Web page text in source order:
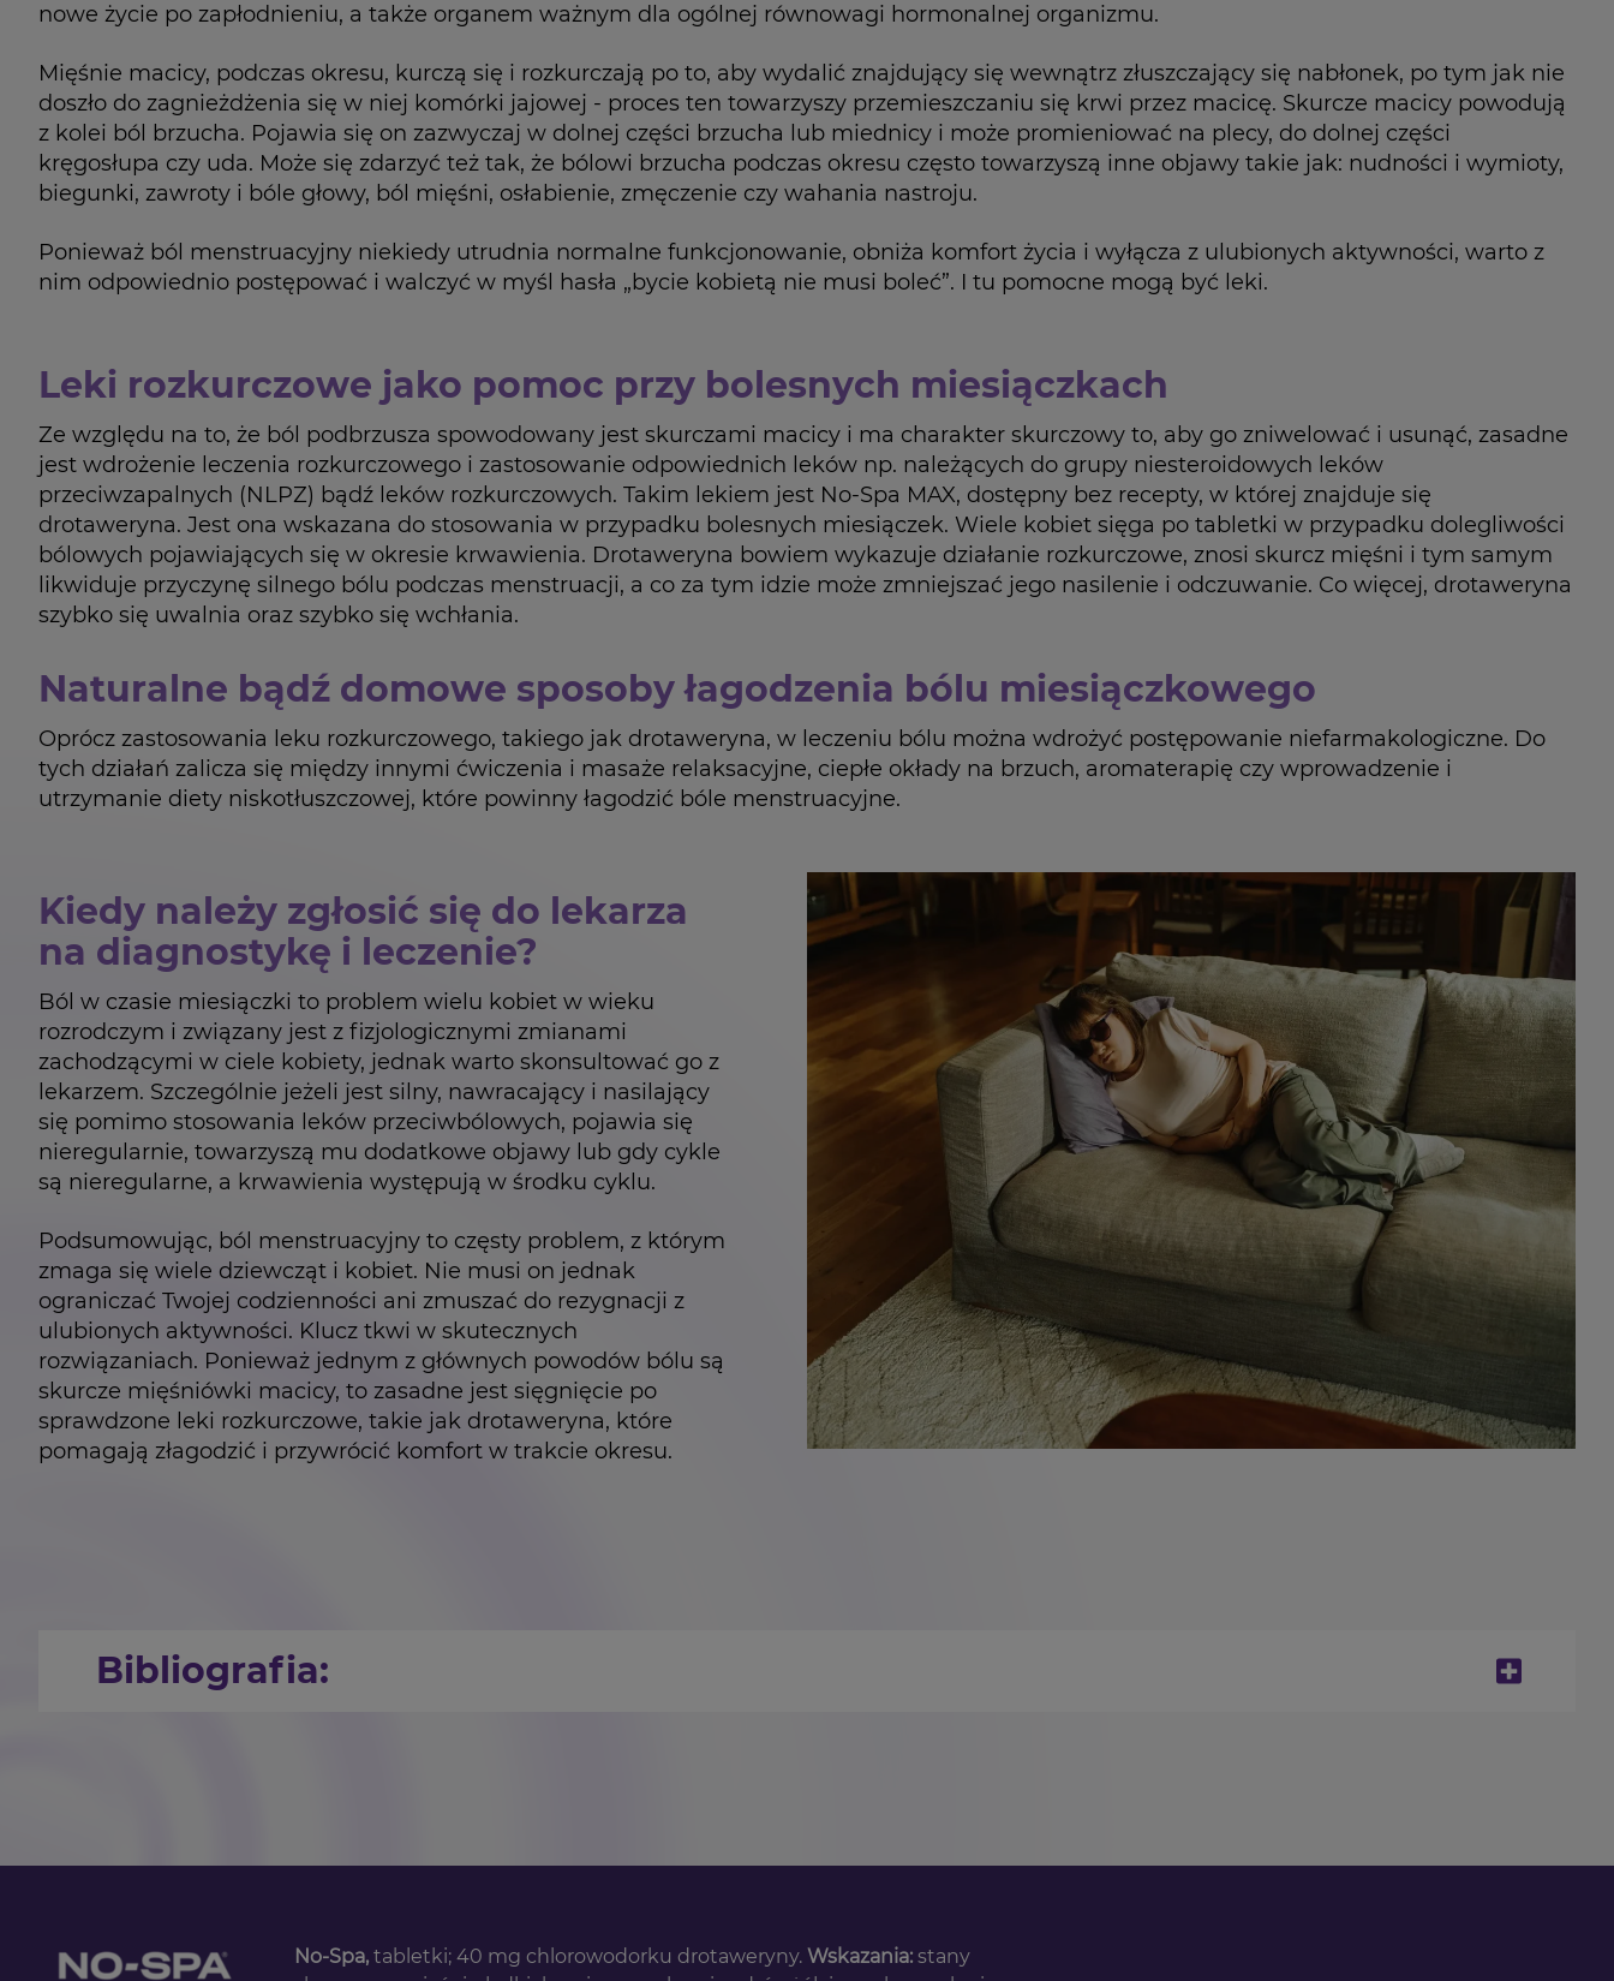
nowe życie po zapłodnieniu, a także organem ważnym dla ogólnej równowagi hormonalnej organizmu.
Mięśnie macicy, podczas okresu, kurczą się i rozkurczają po to, aby wydalić znajdujący się wewnątrz złuszczający się nabłonek, po tym jak nie
doszło do zagnieżdżenia się w niej komórki jajowej - proces ten towarzyszy przemieszczaniu się krwi przez macicę. Skurcze macicy powodują
z kolei ból brzucha. Pojawia się on zazwyczaj w dolnej części brzucha lub miednicy i może promieniować na plecy, do dolnej części
kręgosłupa czy uda. Może się zdarzyć też tak, że bólowi brzucha podczas okresu często towarzyszą inne objawy takie jak: nudności i wymioty,
biegunki, zawroty i bóle głowy, ból mięśni, osłabienie, zmęczenie czy wahania nastroju.
Ponieważ ból menstruacyjny niekiedy utrudnia normalne funkcjonowanie, obniża komfort życia i wyłącza z ulubionych aktywności, warto z
nim odpowiednio postępować i walczyć w myśl hasła „bycie kobietą nie musi boleć”. I tu pomocne mogą być leki.
Leki rozkurczowe jako pomoc przy bolesnych miesiączkach
Ze względu na to, że ból podbrzusza spowodowany jest skurczami macicy i ma charakter skurczowy to, aby go zniwelować i usunąć, zasadne
jest wdrożenie leczenia rozkurczowego i zastosowanie odpowiednich leków np. należących do grupy niesteroidowych leków
przeciwzapalnych (NLPZ) bądź leków rozkurczowych. Takim lekiem jest No-Spa MAX, dostępny bez recepty, w której znajduje się
drotaweryna. Jest ona wskazana do stosowania w przypadku bolesnych miesiączek. Wiele kobiet sięga po tabletki w przypadku dolegliwości
bólowych pojawiających się w okresie krwawienia. Drotaweryna bowiem wykazuje działanie rozkurczowe, znosi skurcz mięśni i tym samym
likwiduje przyczynę silnego bólu podczas menstruacji, a co za tym idzie może zmniejszać jego nasilenie i odczuwanie. Co więcej, drotaweryna
szybko się uwalnia oraz szybko się wchłania.
Naturalne bądź domowe sposoby łagodzenia bólu miesiączkowego
Oprócz zastosowania leku rozkurczowego, takiego jak drotaweryna, w leczeniu bólu można wdrożyć postępowanie niefarmakologiczne. Do
tych działań zalicza się między innymi ćwiczenia i masaże relaksacyjne, ciepłe okłady na brzuch, aromaterapię czy wprowadzenie i
utrzymanie diety niskotłuszczowej, które powinny łagodzić bóle menstruacyjne.
Kiedy należy zgłosić się do lekarza
na diagnostykę i leczenie?
Ból w czasie miesiączki to problem wielu kobiet w wieku
rozrodczym i związany jest z fizjologicznymi zmianami
zachodzącymi w ciele kobiety, jednak warto skonsultować go z
lekarzem. Szczególnie jeżeli jest silny, nawracający i nasilający
się pomimo stosowania leków przeciwbólowych, pojawia się
nieregularnie, towarzyszą mu dodatkowe objawy lub gdy cykle
są nieregularne, a krwawienia występują w środku cyklu.
Podsumowując, ból menstruacyjny to częsty problem, z którym
zmaga się wiele dziewcząt i kobiet. Nie musi on jednak
ograniczać Twojej codzienności ani zmuszać do rezygnacji z
ulubionych aktywności. Klucz tkwi w skutecznych
rozwiązaniach. Ponieważ jednym z głównych powodów bólu są
skurcze mięśniówki macicy, to zasadne jest sięgnięcie po
sprawdzone leki rozkurczowe, takie jak drotaweryna, które
pomagają złagodzić i przywrócić komfort w trakcie okresu.
Bibliografia:
NO-SPA Max, tabletki powlekane, 80 mg chlorowodorku drotaweryny. Wskazania stany skurczowe mięśni gładkich związane z: kamicą dróg
No-Spa, tabletki; 40 mg chlorowodorku drotaweryny.Wskazania: stany